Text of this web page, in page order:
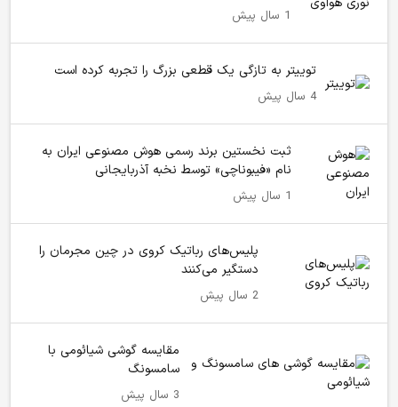
1 سال پیش
توییتر به تازگی یک قطعی بزرگ را تجربه کرده است
4 سال پیش
ثبت نخستین برند رسمی هوش مصنوعی ایران به
نام «فیبوناچی» توسط نخبه آذربایجانی
1 سال پیش
پلیس‌های رباتیک کروی در چین مجرمان را
دستگیر می‌کنند
2 سال پیش
مقایسه گوشی شیائومی با
سامسونگ
3 سال پیش